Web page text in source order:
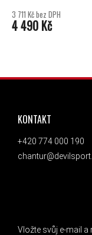
3 711 Kč bez DPH
4 490 Kč
ZÁPATÍ
KONTAKT
+420 774 000 190
Vložte svůj e-mail